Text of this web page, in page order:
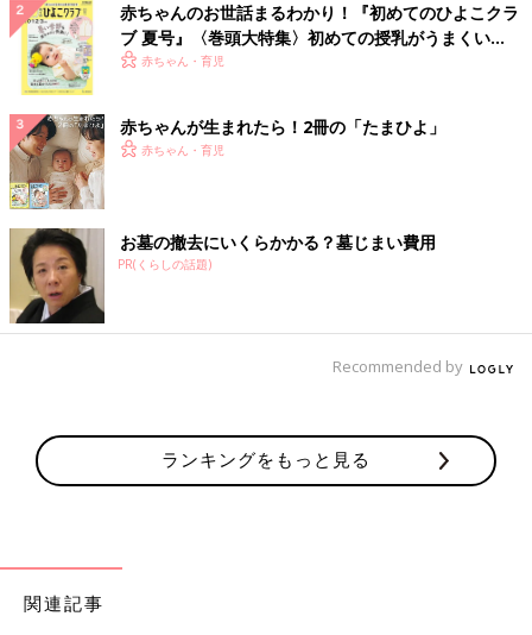
赤ちゃんのお世話まるわかり！『初めてのひよこクラ
ブ 夏号』〈巻頭大特集〉初めての授乳がうまくい
く！ おっぱい・ミルクの基本と夏のトラブル 解決テ
赤ちゃん・育児
赤ちゃんが生まれたら！2冊の「たまひよ」
赤ちゃん・育児
お墓の撤去にいくらかかる？墓じまい費用
PR(くらしの話題)
Recommended by
ランキングをもっと見る
関連記事